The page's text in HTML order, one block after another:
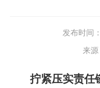
发布时间：
来源
拧紧压实责任